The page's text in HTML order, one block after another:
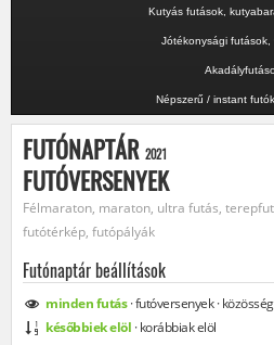
Kutyás futások,
Jótékonysági futások,
Népszerű / instant
FUTÓNAPTÁR 2021
FUTÓVERSENYEK
Félmaraton, maraton, ultra futás,
futótérkép, futópályák
Futónaptár beállítások
mindenfutás·futóversenyek·
későbbiek elöl ·korábbiak elöl